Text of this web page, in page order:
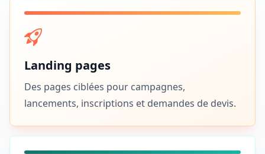
Landing pages
Des pages ciblées pour campagnes,
lancements, inscriptions et demandes de devis.